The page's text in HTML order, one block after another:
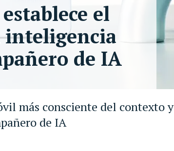
más consciente del contexto y
de IA
el
inteligencia
de IA